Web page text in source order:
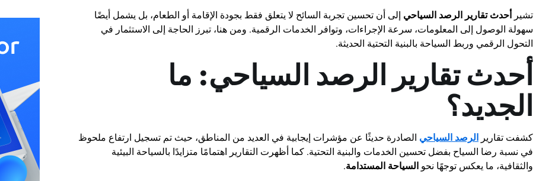
تشيرأحدث تقارير الرصد السياحي إلى أن تحسين تجربة السائح لا يتعلق فقط بجودة الإقامة أو الطعام، بل يشمل أيضًا
سهولة الوصول إلى المعلومات، سرعة الإجراءات، وتوافر الخدمات الرقمية. ومن هنا، تبرز الحاجة إلى الاستثمار في
التحول الرقمي وربط السياحة بالبنية التحتية الحديثة.
أحدث تقارير الرصد السياحي: ما
الجديد؟
كشفت تقارير الرصد السياحي الصادرة حديثًا عن مؤشرات إيجابية في العديد من المناطق، حيث تم تسجيل ارتفاع ملحوظ
في نسبة رضا السياح بفضل تحسين الخدمات والبنية التحتية. كما أظهرت التقارير اهتمامًا متزايدًا بالسياحة البيئية
والثقافية، ما يعكس توجهًا نحو السياحة المستدامة.